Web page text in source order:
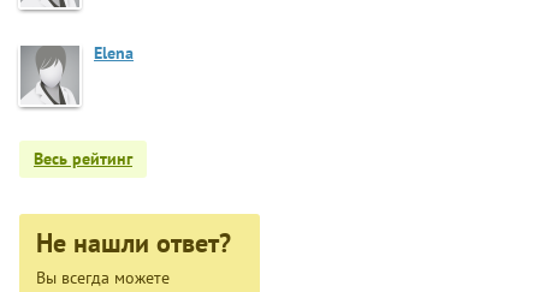
Elena
Весь рейтинг
Не нашли ответ?
Вы всегда можете